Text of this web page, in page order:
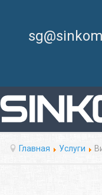
Главная Услуги